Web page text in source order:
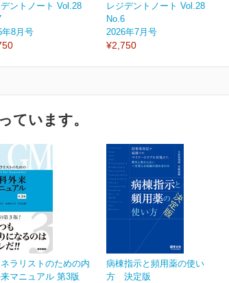
ントノート Vol.28
年8月号
レジデントノート Vol.28
No.6
2026年7月号
¥2,750
ています。
ラリストのための内
マニュアル 第3版
病棟指示と頻用薬の使い
方 決定版